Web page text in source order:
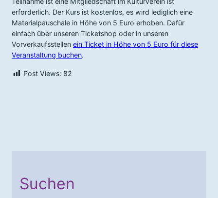
erforderlich. Der Kurs ist kostenlos, es wird lediglich eine
Materialpauschale in Höhe von 5 Euro erhoben. Dafür
einfach über unseren Ticketshop oder in unseren
Vorverkaufsstellen ein Ticket in Höhe von 5 Euro für diese
Veranstaltung buchen.
Post Views: 82
Suchen